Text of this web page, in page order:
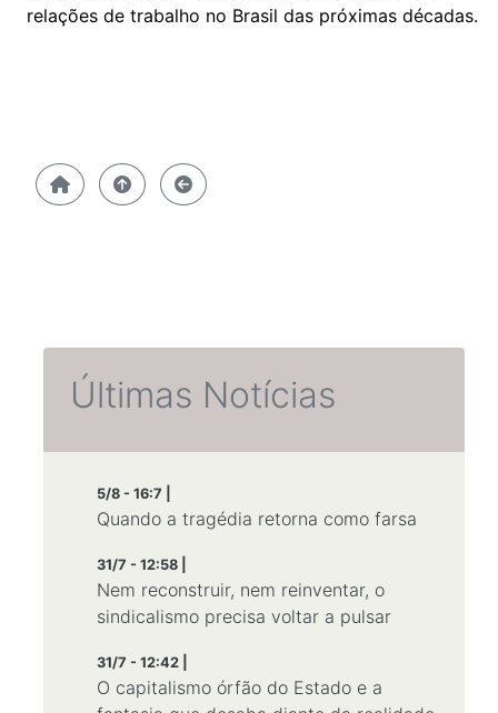
relações de trabalho no Brasil das próximas décadas.
Últimas Notícias
5/8 - 16:7 |
Quando a tragédia retorna como farsa
31/7 - 12:58 |
Nem reconstruir, nem reinventar, o
sindicalismo precisa voltar a pulsar
31/7 - 12:42 |
O capitalismo órfão do Estado e a